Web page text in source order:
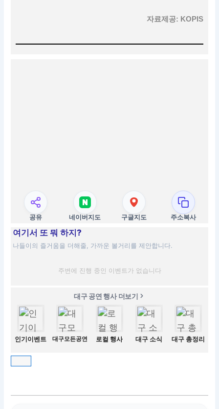
자료제공: KOPIS
공유 네이버지도 구글지도 주소복사
여기서 또 뭐 하지?
나들이의 즐거움을 더해줄, 가까운 볼거리를 제안합니다.
주변에 진행 중인 이벤트가 없습니다
대구 공연 행사 더보기
인기이벤트 대구모든공연 로컬 행사 대구 소식 대구 총정리